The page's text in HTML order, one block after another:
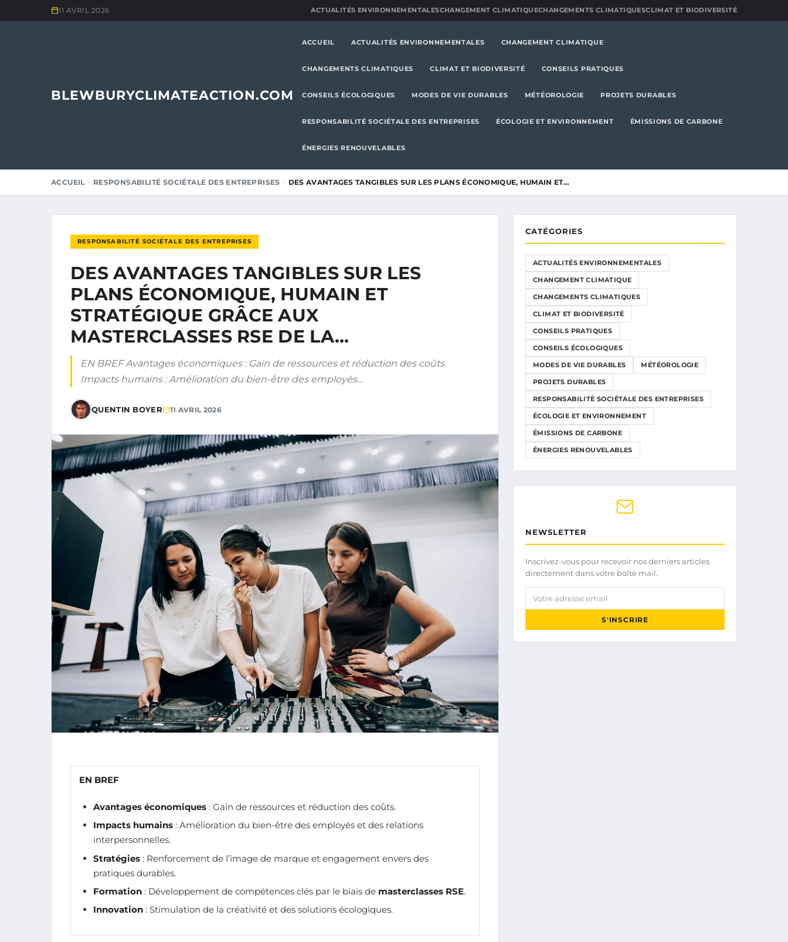
11 AVRIL 2026 ACTUALITÉS ENVIRONNEMENTALESCHANGEMENT CLIMATIQUECHANGEMENTS CLIMATIQUESCLIMAT ET BIODIVERSITÉ
BLEWBURYCLIMATEACTION.COM
ACCUEIL ACTUALITÉS ENVIRONNEMENTALES CHANGEMENT CLIMATIQUE
CHANGEMENTS CLIMATIQUES CLIMAT ET BIODIVERSITÉ CONSEILS PRATIQUES
CONSEILS ÉCOLOGIQUES MODES DE VIE DURABLES MÉTÉOROLOGIE PROJETS DURABLES
RESPONSABILITÉ SOCIÉTALE DES ENTREPRISES ÉCOLOGIE ET ENVIRONNEMENT ÉMISSIONS DE CARBONE
ÉNERGIES RENOUVELABLES
ACCUEIL RESPONSABILITÉ SOCIÉTALE DES ENTREPRISES DES AVANTAGES TANGIBLES SUR LES PLANS ÉCONOMIQUE, HUMAIN ET…
RESPONSABILITÉ SOCIÉTALE DES ENTREPRISES
DES AVANTAGES TANGIBLES SUR LES
PLANS ÉCONOMIQUE, HUMAIN ET
STRATÉGIQUE GRÂCE AUX
MASTERCLASSES RSE DE LA…
EN BREF Avantages économiques : Gain de ressources et réduction des coûts.
Impacts humains : Amélioration du bien-être des employés…
QUENTIN BOYER 11 AVRIL 2026
EN BREF
Avantages économiques : Gain de ressources et réduction des coûts.
Impacts humains : Amélioration du bien-être des employés et des relations
interpersonnelles.
Stratégies : Renforcement de l’image de marque et engagement envers des
pratiques durables.
Formation : Développement de compétences clés par le biais de masterclasses RSE.
Innovation : Stimulation de la créativité et des solutions écologiques.
CATÉGORIES
ACTUALITÉS ENVIRONNEMENTALES
CHANGEMENT CLIMATIQUE
CHANGEMENTS CLIMATIQUES
CLIMAT ET BIODIVERSITÉ
CONSEILS PRATIQUES
CONSEILS ÉCOLOGIQUES
MODES DE VIE DURABLES MÉTÉOROLOGIE
PROJETS DURABLES
RESPONSABILITÉ SOCIÉTALE DES ENTREPRISES
ÉCOLOGIE ET ENVIRONNEMENT
ÉMISSIONS DE CARBONE
ÉNERGIES RENOUVELABLES
NEWSLETTER
Inscrivez-vous pour recevoir nos derniers articles
directement dans votre boîte mail.
Votre adresse email
S'INSCRIRE